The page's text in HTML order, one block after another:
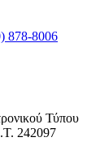
878-8006
Τύπου
242097